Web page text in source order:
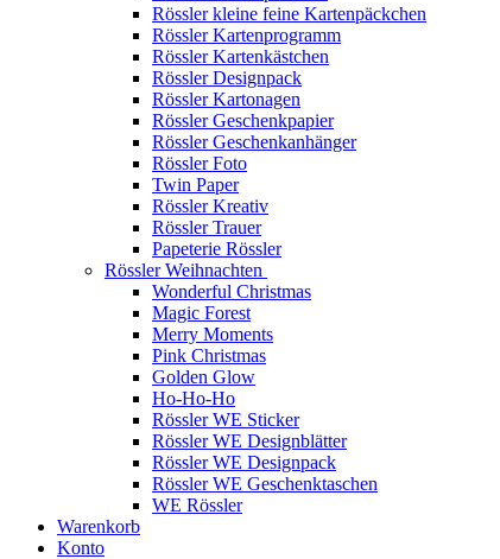
Rössler kleine feine Kartenpäckchen
Rössler Kartenprogramm
Rössler Kartenkästchen
Rössler Designpack
Rössler Kartonagen
Rössler Geschenkpapier
Rössler Geschenkanhänger
Rössler Foto
Twin Paper
Rössler Kreativ
Rössler Trauer
Papeterie Rössler
Rössler Weihnachten
Wonderful Christmas
Magic Forest
Merry Moments
Pink Christmas
Golden Glow
Ho-Ho-Ho
Rössler WE Sticker
Rössler WE Designblätter
Rössler WE Designpack
Rössler WE Geschenktaschen
WE Rössler
Warenkorb
Konto